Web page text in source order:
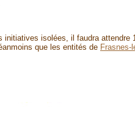
initiatives isolées, il faudra
que les entités de Frasnes-